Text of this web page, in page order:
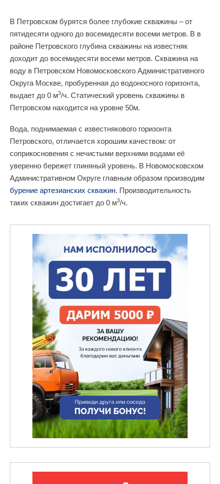
В Петровском бурятся более глубокие скважины – от
пятидесяти одного до восемидесяти восеми метров. В в
районе Петровского глубина скважины на известняк
доходит до восемидесяти восеми метров. Скважина на
воду в Петровском Новомосковского Административного
Округа Москве, пробуренная до водоносного горизонта,
выдает до 0 м3/ч. Статический уровень скважины в
Петровском находится на уровне 50м.
Вода, поднимаемая с известнякового горизонта
Петровского, отличается хорошим качеством: от
соприкосновения с нечистыми верхними водами её
уверенно бережет глиняный уровень. В Новомосковском
Административном Округе главным образом производим
бурение артезианских скважин. Производительность
таких скважин достигает до 0 м3/ч.